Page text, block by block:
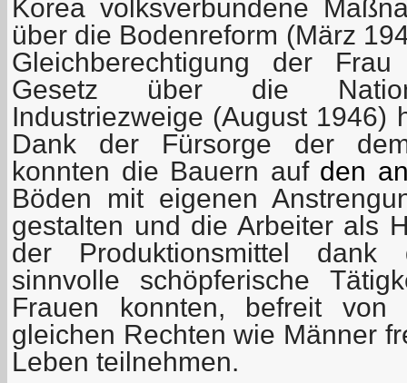
Korea volksverbundene
über die Bodenreform (März
Gleichberechtigung der
Gesetz über die
Industriezweige (August 1946)
Dank der Fürsorge der
konnten die Bauern auf den
Böden mit eigenen
gestalten und die Arbeiter als
der Produktionsmittel dank
sinnvolle schöpferische
Frauen konnten, befreit von
gleichen Rechten wie Männer
Leben teilnehmen.